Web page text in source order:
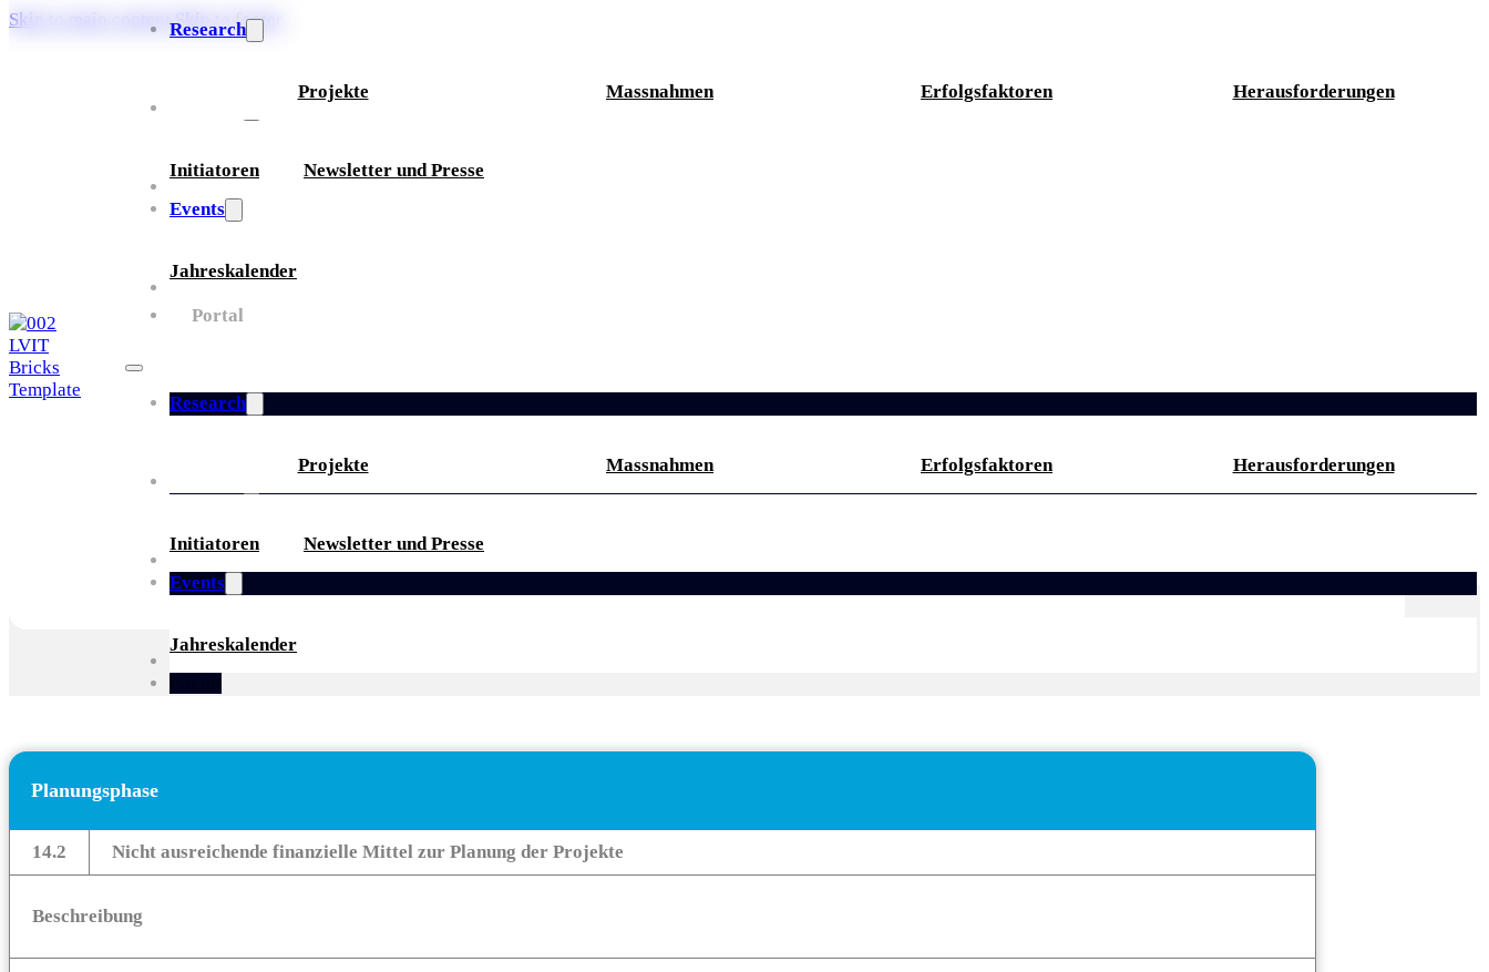
Skip to main content Skip to footer
Research
Projekte Massnahmen Erfolgsfaktoren Herausforderungen
Initiatoren Newsletter und Presse
Events
Jahreskalender
Portal
Research
Projekte Massnahmen Erfolgsfaktoren Herausforderungen
Initiatoren Newsletter und Presse
Events
Jahreskalender
Keine Beschreibung für diese Taxonomie gefunden.
Planungsphase
14.2 Nicht ausreichende finanzielle Mittel zur Planung der Projekte
Beschreibung